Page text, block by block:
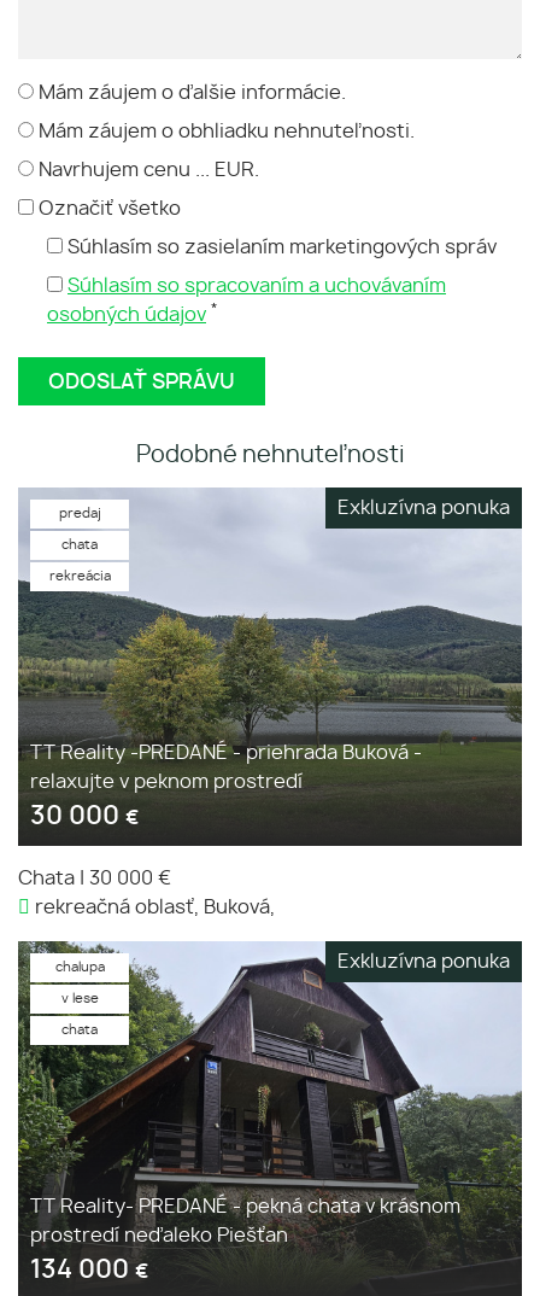
Mám záujem o ďalšie informácie.
Mám záujem o obhliadku nehnuteľnosti.
Navrhujem cenu ... EUR.
Označiť všetko
Súhlasím so zasielaním marketingových správ
Súhlasím so spracovaním a uchovávaním
osobných údajov *
Podobné nehnuteľnosti
Exkluzívna ponuka
predaj
chata
rekreácia
TT Reality -PREDANÉ - priehrada Buková -
relaxujte v peknom prostredí
30 000 €
Chata
30 000 €
rekreačná oblasť, Buková,
Exkluzívna ponuka
chalupa
v lese
chata
TT Reality- PREDANÉ - pekná chata v krásnom
prostredí neďaleko Piešťan
134 000 €